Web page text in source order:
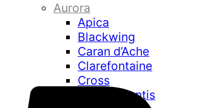
Aurora
Apica
Blackwing
Caran d’Ache
Clarefontaine
Cross
De Atramentis